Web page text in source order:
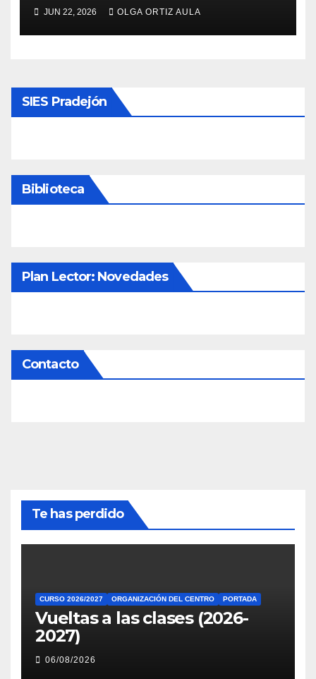
JUN 22, 2026 OLGA ORTIZ AULA
SIES Pradejón
Biblioteca
Plan Lector: Novedades
Contacto
Te has perdido
CURSO 2026/2027 ORGANIZACIÓN DEL CENTRO PORTADA
Vueltas a las clases (2026-
2027)
06/08/2026